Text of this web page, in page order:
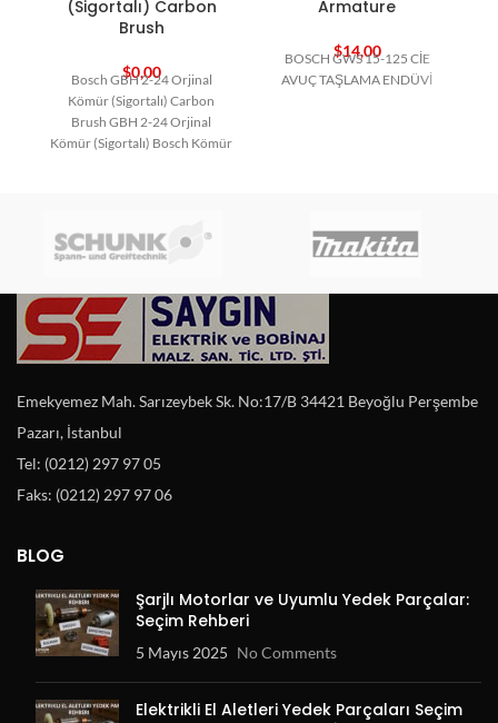
(Sigortalı) Carbon
Brush
$0,00
Bosch GBH 2-24 Orjinal
Kömür (Sigortalı) Carbon
Brush GBH 2-24 Orjinal
Kömür (Sigortalı) Bosch Kömür
Armature
$14,00
BOSCH GWS 15-125 CİE
AVUÇ TAŞLAMA ENDÜVİ
Emekyemez Mah. Sarızeybek Sk. No:17/B 34421 Beyoğlu Perşembe
Pazarı, İstanbul
Tel: (0212) 297 97 05
Faks: (0212) 297 97 06
BLOG
Şarjlı Motorlar ve Uyumlu Yedek Parçalar:
Seçim Rehberi
5 Mayıs 2025 No Comments
Elektrikli El Aletleri Yedek Parçaları Seçim